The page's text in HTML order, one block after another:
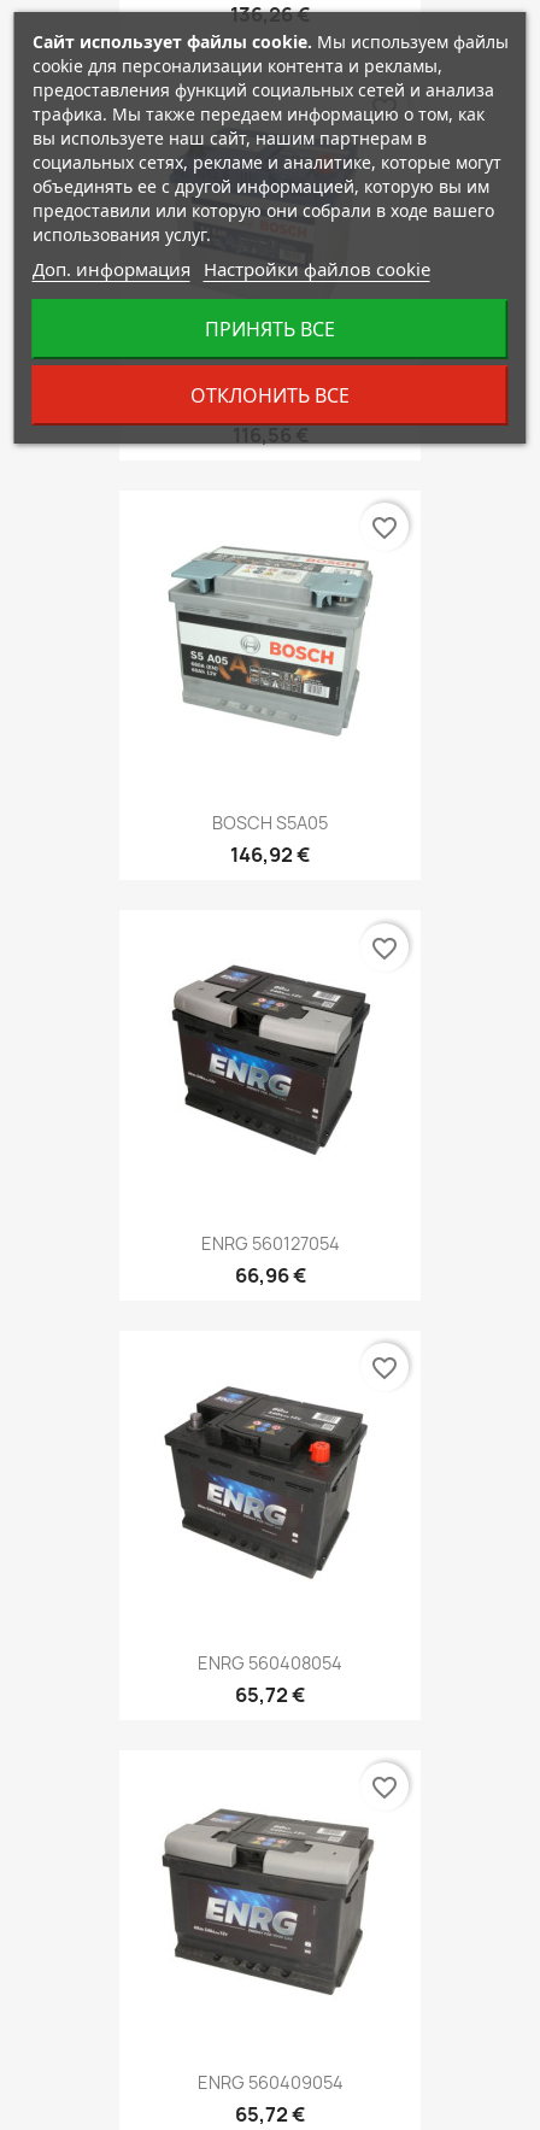
136,26 €
BOSCH S4E40
favorite_border
BOSCH S5A05
146,92 €
favorite_border
ENRG 560127054
66,96 €
favorite_border
ENRG 560408054
65,72 €
favorite_border
ENRG 560409054
65,72 €
favorite_border
Сайт использует файлы cookie. Мы используем файлы
cookie для персонализации контента и рекламы,
предоставления функций социальных сетей и анализа
трафика. Мы также передаем информацию о том, как
вы используете наш сайт, нашим партнерам в
социальных сетях, рекламе и аналитике, которые могут
объединять ее с другой информацией, которую вы им
предоставили или которую они собрали в ходе вашего
использования услуг.
Доп. информация Настройки файлов cookie
ОТКЛОНИТЬ ВСЕ
ПРИНЯТЬ ВСЕ